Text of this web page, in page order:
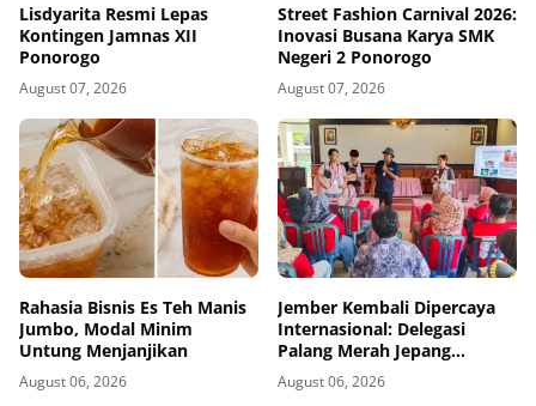
Lisdyarita Resmi Lepas
Kontingen Jamnas XII
Ponorogo
August 07, 2026
Street Fashion Carnival 2026:
Inovasi Busana Karya SMK
Negeri 2 Ponorogo
August 07, 2026
Rahasia Bisnis Es Teh Manis
Jumbo, Modal Minim
Untung Menjanjikan
August 06, 2026
Jember Kembali Dipercaya
Internasional: Delegasi
Palang Merah Jepang
Perkuat Kesiapsiagaan
Bencana di Kawasan Pesisir
August 06, 2026